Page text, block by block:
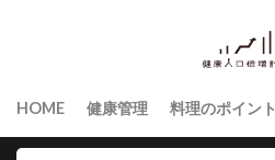
HOME 健康管理 料理のポイント